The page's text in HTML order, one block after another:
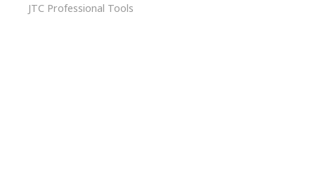
1,020.00 ฿.867.00 ฿.
JTC Professional Tools